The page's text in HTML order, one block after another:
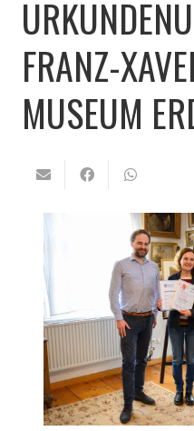
FRANZ-
MUSEUM